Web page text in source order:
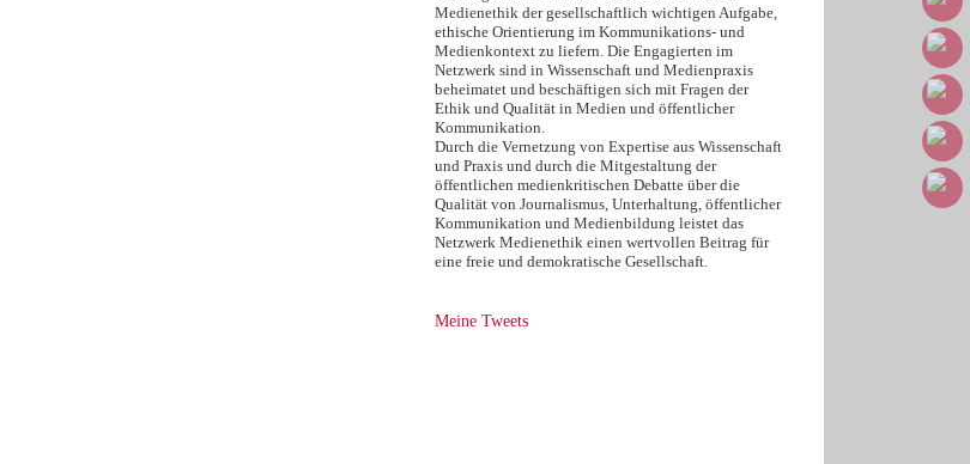
Medienethik der gesellschaftlich wichtigen Aufgabe,
ethische Orientierung im Kommunikations- und
Medienkontext zu liefern. Die Engagierten im
Netzwerk sind in Wissenschaft und Medienpraxis
beheimatet und beschäftigen sich mit Fragen der
Ethik und Qualität in Medien und öffentlicher
Kommunikation.
Durch die Vernetzung von Expertise aus Wissenschaft
und Praxis und durch die Mitgestaltung der
öffentlichen medienkritischen Debatte über die
Qualität von Journalismus, Unterhaltung, öffentlicher
Kommunikation und Medienbildung leistet das
Netzwerk Medienethik einen wertvollen Beitrag für
eine freie und demokratische Gesellschaft.
Meine Tweets